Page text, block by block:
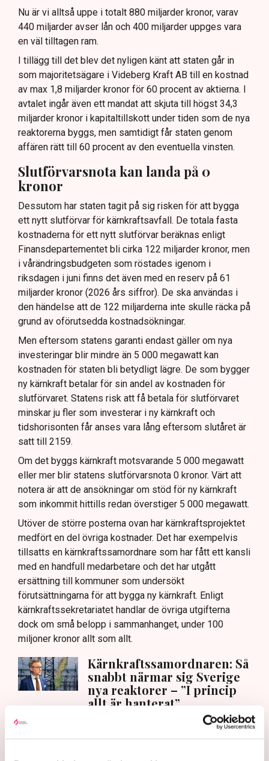
Nu är vi alltså uppe i totalt 880 miljarder kronor, varav
440 miljarder avser lån och 400 miljarder uppges vara
en väl tilltagen ram.
I tillägg till det blev det nyligen känt att staten går in
som majoritetsägare i Videberg Kraft AB till en kostnad
av max 1,8 miljarder kronor för 60 procent av aktierna. I
avtalet ingår även ett mandat att skjuta till högst 34,3
miljarder kronor i kapitaltillskott under tiden som de nya
reaktorerna byggs, men samtidigt får staten genom
affären rätt till 60 procent av den eventuella vinsten.
Slutförvarsnota kan landa på 0
kronor
Dessutom har staten tagit på sig risken för att bygga
ett nytt slutförvar för kärnkraftsavfall. De totala fasta
kostnaderna för ett nytt slutförvar beräknas enligt
Finansdepartementet bli cirka 122 miljarder kronor, men
i vårändringsbudgeten som röstades igenom i
riksdagen i juni finns det även med en reserv på 61
miljarder kronor (2026 års siffror). De ska användas i
den händelse att de 122 miljarderna inte skulle räcka på
grund av oförutsedda kostnadsökningar.
Men eftersom statens garanti endast gäller om nya
investeringar blir mindre än 5 000 megawatt kan
kostnaden för staten bli betydligt lägre. De som bygger
ny kärnkraft betalar för sin andel av kostnaden för
slutförvaret. Statens risk att få betala för slutförvaret
minskar ju fler som investerar i ny kärnkraft och
tidshorisonten får anses vara lång eftersom slutåret är
satt till 2159.
Om det byggs kärnkraft motsvarande 5 000 megawatt
eller mer blir statens slutförvarsnota 0 kronor. Värt att
notera är att de ansökningar om stöd för ny kärnkraft
som inkommit hittills redan överstiger 5 000 megawatt.
Utöver de större posterna ovan har kärnkraftsprojektet
medfört en del övriga kostnader. Det har exempelvis
tillsatts en kärnkraftssamordnare som har fått ett kansli
med en handfull medarbetare och det har utgått
ersättning till kommuner som undersökt
förutsättningarna för att bygga ny kärnkraft. Enligt
kärnkraftssekretariatet handlar de övriga utgifterna
dock om små belopp i sammanhanget, under 100
miljoner kronor allt som allt.
Kärnkraftssamordnaren: Så
snabbt närmar sig Sverige
nya reaktorer – ”I princip
allt är hanterat”
Slår man ihop de 880 miljarderna (lån plus